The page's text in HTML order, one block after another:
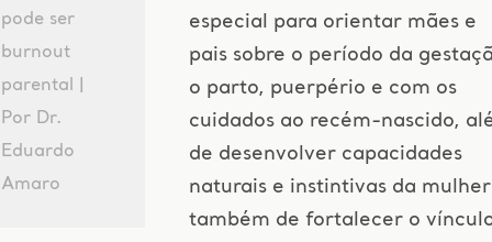
pode ser
burnout
parental |
Por Dr.
Eduardo
Amaro
especial para orientar mães e
pais sobre o período da
o parto, puerpério e com os
cuidados ao recém-nascido,
de desenvolver capacidades
naturais e instintivas da
também de fortalecer o